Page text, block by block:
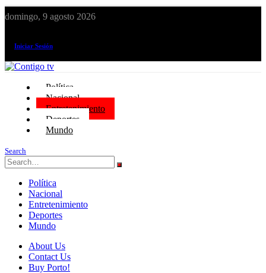
domingo, 9 agosto 2026
Iniciar Sesión
Política
Nacional
Entretenimiento
Deportes
Mundo
Search
Política
Nacional
Entretenimiento
Deportes
Mundo
About Us
Contact Us
Buy Porto!